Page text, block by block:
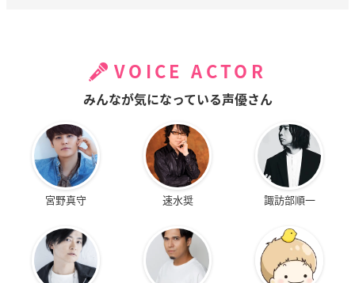
VOICE ACTOR
みんなが気になっている声優さん
宮野真守 速水奨 諏訪部順一